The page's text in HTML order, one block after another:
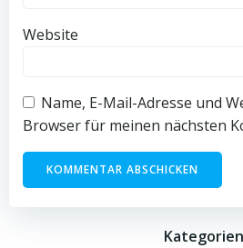
Website
Name, E-Mail-Adresse und
Browser für meinen nächsten
Kategorien